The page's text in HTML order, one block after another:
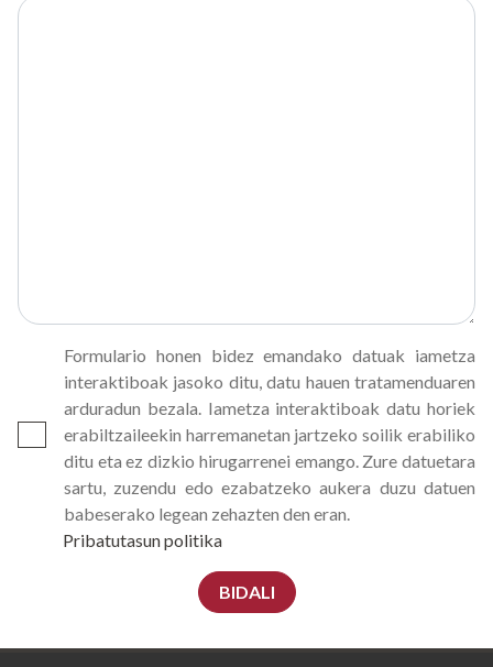
Formulario honen bidez emandako datuak iametza
interaktiboak jasoko ditu, datu hauen tratamenduaren
arduradun bezala. Iametza interaktiboak datu horiek
erabiltzaileekin harremanetan jartzeko soilik erabiliko
ditu eta ez dizkio hirugarrenei emango. Zure datuetara
sartu, zuzendu edo ezabatzeko aukera duzu datuen
babeserako legean zehazten den eran.
Pribatutasun politika
BIDALI